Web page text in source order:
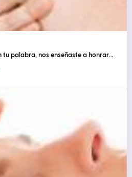
tu palabra, nos enseñaste a honrar…